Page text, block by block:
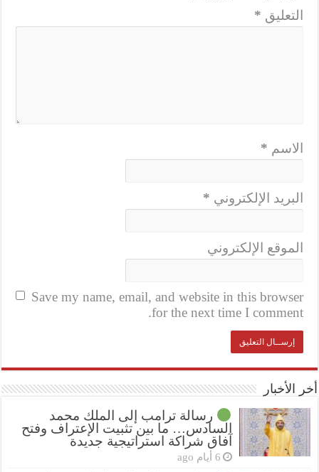
التعليق *
الاسم *
البريد الإلكتروني *
الموقع الإلكتروني
Save my name, email, and website in this browser
for the next time I comment.
أخر الأخبار
رسالة ترامب إلى الملك محمد
السادس… ما بين تثبيت الإعتراف وفتح
آفاق شراكة استراتيجية جديدة
6 أيام ago